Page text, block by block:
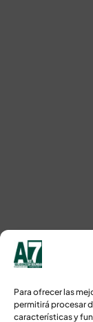
Para ofrecer las
permitirá procesar
características y